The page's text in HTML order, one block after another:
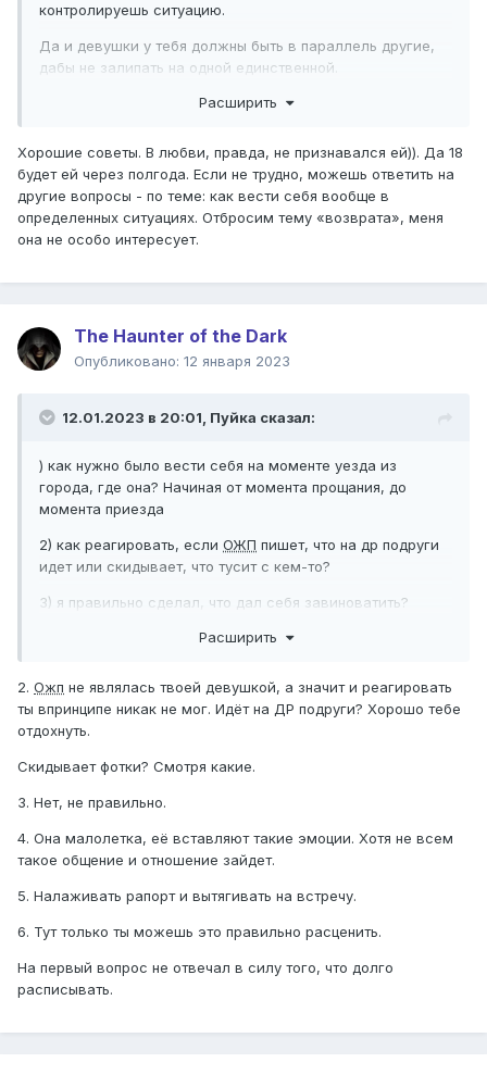
контролируешь ситуацию.
Да и девушки у тебя должны быть в параллель другие,
дабы не залипать на одной единственной.
Вообщем ты конечно можешь через пол года объявится (
получится. Для неё сейчас ты насильник, да и вообще на
тебя стоит якорь негативный.
Расширить
Хорошие советы. В любви, правда, не признавался ей)). Да 18
будет ей через полгода. Если не трудно, можешь ответить на
другие вопросы - по теме: как вести себя вообще в
определенных ситуациях. Отбросим тему «возврата», меня
она не особо интересует.
The Haunter of the Dark
Опубликовано: 12 января 2023
12.01.2023 в 20:01, Пуйка сказал:
) как нужно было вести себя на моменте уезда из
города, где она? Начиная от момента прощания, до
момента приезда
2) как реагировать, если ОЖП пишет, что на др подруги
идет или скидывает, что тусит с кем-то?
3) я правильно сделал, что дал себя завиноватить?
6) это было насилие?
Расширить
2. Ожп не являлась твоей девушкой, а значит и реагировать
ты впринципе никак не мог. Идёт на ДР подруги? Хорошо тебе
отдохнуть.
Скидывает фотки? Смотря какие.
3. Нет, не правильно.
4. Она малолетка, её вставляют такие эмоции. Хотя не всем
такое общение и отношение зайдет.
5. Налаживать рапорт и вытягивать на встречу.
6. Тут только ты можешь это правильно расценить.
На первый вопрос не отвечал в силу того, что долго
расписывать.